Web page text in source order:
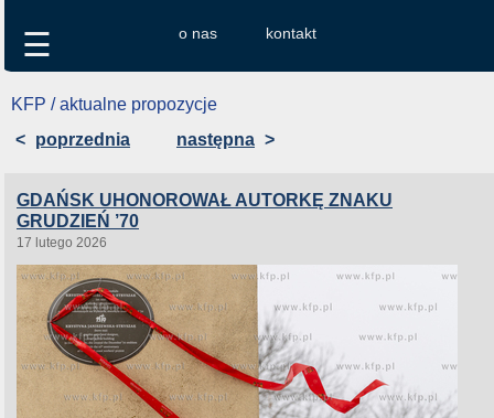
o nas kontakt
☰
KFP / aktualne propozycje
< poprzednia następna >
GDAŃSK UHONOROWAŁ AUTORKĘ ZNAKU
GRUDZIEŃ ’70
17 lutego 2026